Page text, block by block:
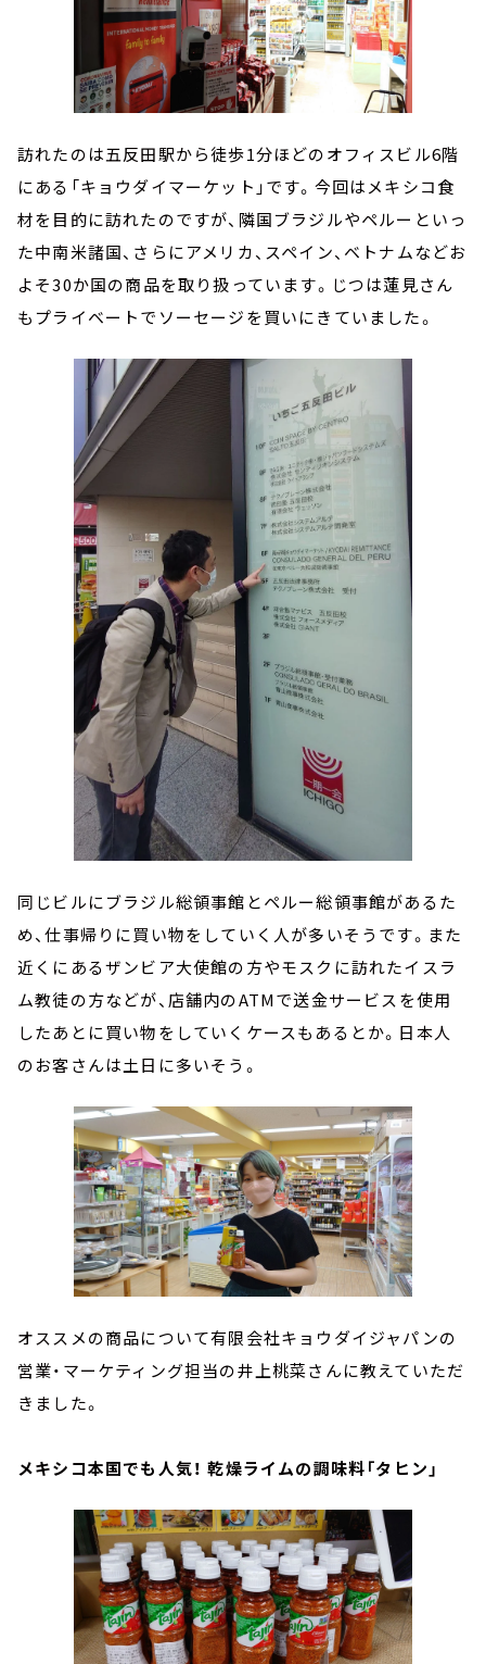
訪れたのは五反田駅から徒歩1分ほどのオフィスビル6階
にある「キョウダイマーケット」です。今回はメキシコ食
材を目的に訪れたのですが、隣国ブラジルやペルーといっ
た中南米諸国、さらにアメリカ、スペイン、ベトナムなどお
よそ30か国の商品を取り扱っています。じつは蓮見さん
もプライベートでソーセージを買いにきていました。
同じビルにブラジル総領事館とペルー総領事館があるた
め、仕事帰りに買い物をしていく人が多いそうです。また
近くにあるザンビア大使館の方やモスクに訪れたイスラ
ム教徒の方などが、店舗内のATMで送金サービスを使用
したあとに買い物をしていくケースもあるとか。日本人
のお客さんは土日に多いそう。
オススメの商品について有限会社キョウダイジャパンの
営業・マーケティング担当の井上桃菜さんに教えていただ
きました。
メキシコ本国でも人気！ 乾燥ライムの調味料「タヒン」